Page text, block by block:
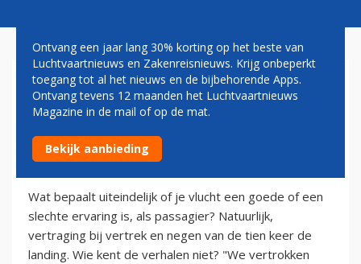
ERIC VAN WALSEM: CABIN
CREW
31 januari 2012
Wat bepaalt uiteindelijk of je vlucht een goede of een
slechte ervaring is, als passagier? Natuurlijk,
vertraging bij vertrek en negen van de tien keer de
landing. Wie kent de verhalen niet? "We vertrokken
Ontvang een jaar lang 30% korting op het beste van
Luchtvaartnieuws en Zakenreisnieuws. Krijg onbeperkt
toegang tot al het nieuws en de bijbehorende Apps.
Ontvang tevens 12 maanden het Luchtvaartnieuws
Magazine in de mail of op de mat.
Bekijk aanbieding